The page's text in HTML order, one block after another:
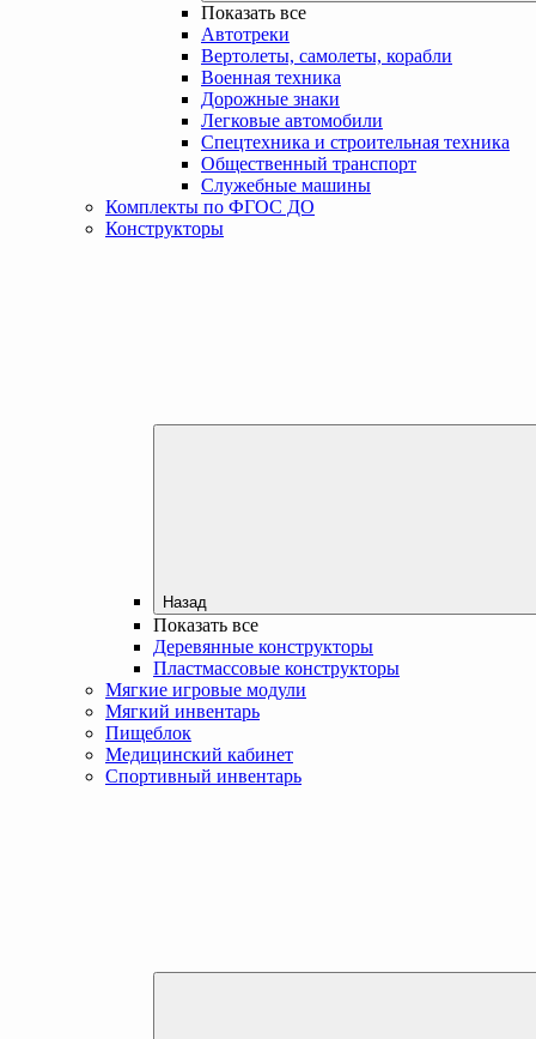
Показать все
Автотреки
Вертолеты, самолеты, корабли
Военная техника
Дорожные знаки
Легковые автомобили
Спецтехника и строительная техника
Общественный транспорт
Служебные машины
Комплекты по ФГОС ДО
Конструкторы
Назад
Показать все
Деревянные конструкторы
Пластмассовые конструкторы
Мягкие игровые модули
Мягкий инвентарь
Пищеблок
Медицинский кабинет
Спортивный инвентарь